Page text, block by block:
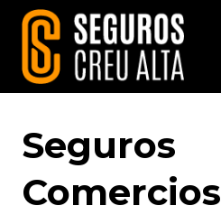
Saltar
contenido
Seguros
Comercios